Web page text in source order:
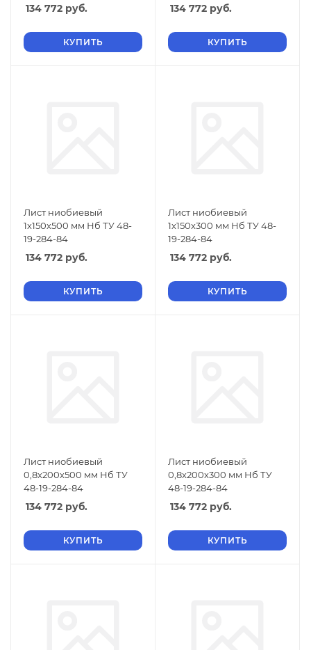
134 772 руб.
КУПИТЬ
134 772 руб.
КУПИТЬ
Лист ниобиевый
1х150х500 мм Нб ТУ 48-
19-284-84
134 772 руб.
КУПИТЬ
Лист ниобиевый
1х150х300 мм Нб ТУ 48-
19-284-84
134 772 руб.
КУПИТЬ
Лист ниобиевый
0,8х200х500 мм Нб ТУ
48-19-284-84
134 772 руб.
КУПИТЬ
Лист ниобиевый
0,8х200х300 мм Нб ТУ
48-19-284-84
134 772 руб.
КУПИТЬ